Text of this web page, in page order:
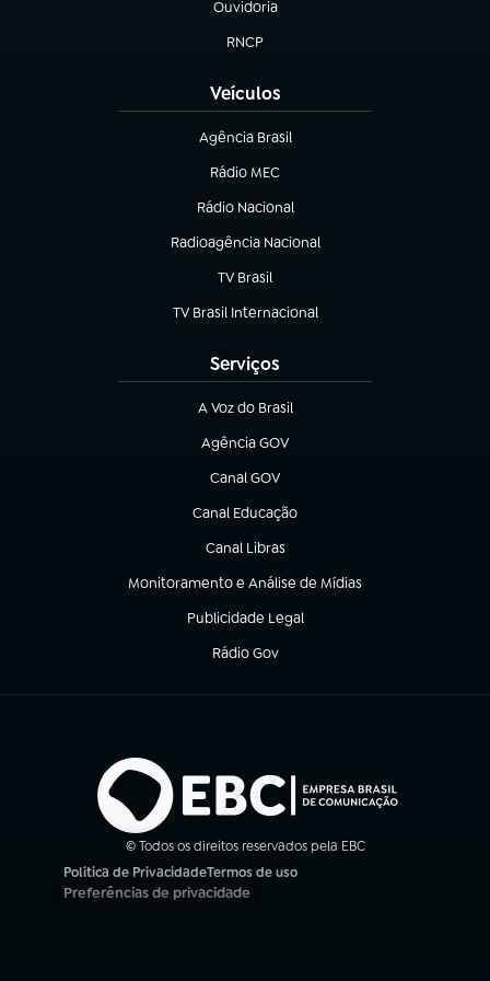
Ouvidoria
(abre em nova aba)
RNCP
(abre em nova aba)
Veículos
Agência Brasil
(abre em nova aba)
Rádio MEC
Rádio Nacional
(abre em nova aba)
Radioagência Nacional
(abre em nova aba)
TV Brasil
(abre em nova aba)
TV Brasil Internacional
(abre em nova aba)
Serviços
A Voz do Brasil
(abre em nova aba)
Agência GOV
(abre em nova aba)
Canal GOV
(abre em nova aba)
Canal Educação
(abre em nova aba)
Canal Libras
(abre em nova aba)
Monitoramento e Análise de Mídias
(abre em nova aba)
Publicidade Legal
(abre em nova aba)
Rádio Gov
(abre em nova aba)
© Todos os direitos reservados pela EBC
Política de Privacidade
(abre em nova aba)
Termos de uso
(abre em nova aba)
Preferências de privacidade